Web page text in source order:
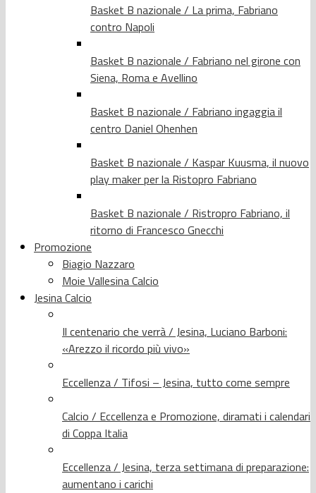
Basket B nazionale / La prima, Fabriano
contro Napoli
Basket B nazionale / Fabriano nel girone con
Siena, Roma e Avellino
Basket B nazionale / Fabriano ingaggia il
centro Daniel Ohenhen
Basket B nazionale / Kaspar Kuusma, il nuovo
play maker per la Ristopro Fabriano
Basket B nazionale / Ristropro Fabriano, il
ritorno di Francesco Gnecchi
Promozione
Biagio Nazzaro
Moie Vallesina Calcio
Jesina Calcio
Il centenario che verrà / Jesina, Luciano Barboni:
«Arezzo il ricordo più vivo»
Eccellenza / Tifosi – Jesina, tutto come sempre
Calcio / Eccellenza e Promozione, diramati i calendari
di Coppa Italia
Eccellenza / Jesina, terza settimana di preparazione:
aumentano i carichi